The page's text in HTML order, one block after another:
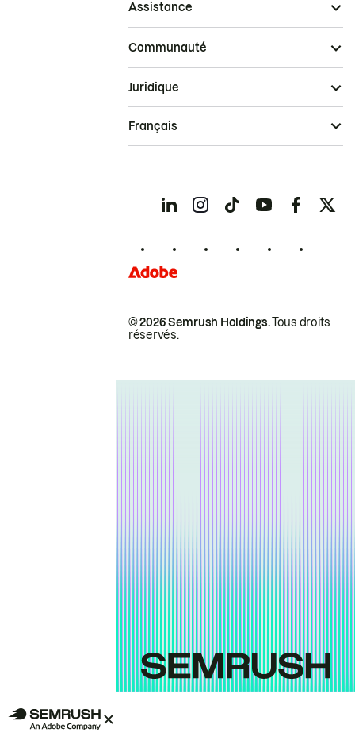
Assistance
Communauté
© 2026 Semrush Holdings.Tous droits
réservés.
Juridique
Français